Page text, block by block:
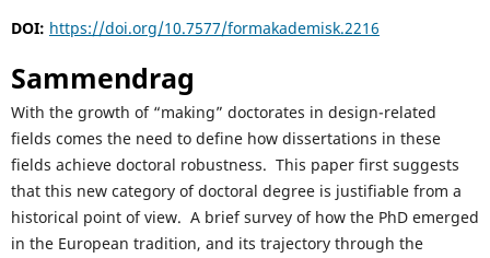
DOI: https://doi.org/10.7577/formakademisk.2216
Sammendrag
With the growth of “making” doctorates in design-related
fields comes the need to define how dissertations in these
fields achieve doctoral robustness. This paper first suggests
that this new category of doctoral degree is justifiable from a
historical point of view. A brief survey of how the PhD emerged
in the European tradition, and its trajectory through the